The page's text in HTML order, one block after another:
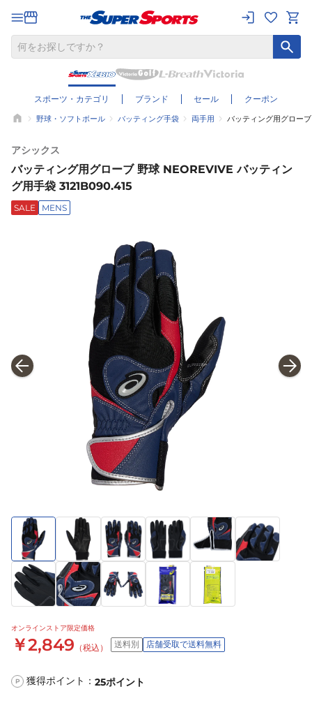
スポーツ・カテゴリ ブランド セール クーポン
野球・ソフトボール バッティング手袋 両手用 バッティング用グロー
アシックス
バッティング用グローブ 野球 NEOREVIVE バッティン
グ用手袋 3121B090.415
SALE MENS
オンラインストア限定価格
￥2,849 （税込） 送料別 店舗受取で送料無料
P 獲得ポイント： 25ポイント